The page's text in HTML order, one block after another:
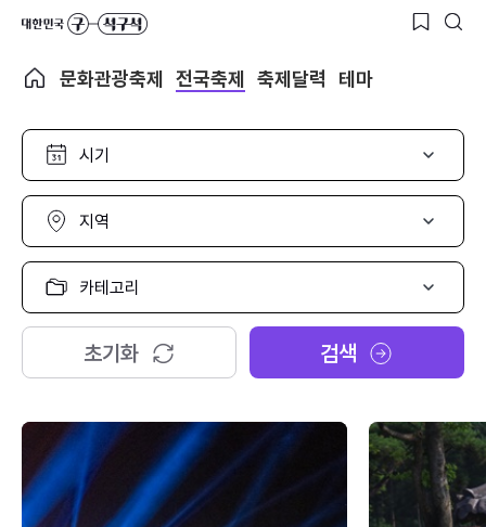
문화관광축제 전국축제 축제달력 테마
시
선
택
지
선
택
카
고
리
택
초기화 검색